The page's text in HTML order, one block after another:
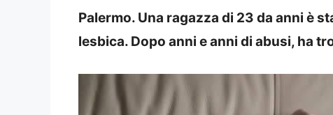
Palermo. Una ragazza di 23 da anni è
lesbica. Dopo anni e anni di abusi, ha